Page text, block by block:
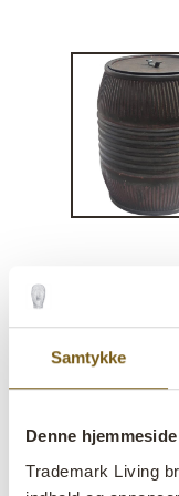
Samtykke
Denne
Trademark Living
Mørk
One of a kind: